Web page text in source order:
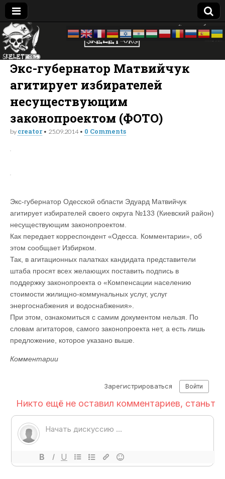
Skelet
Org
досье —
биография
—
компромат:
Украина
Экс-губернатор Матвийчук
агитирует избирателей
несуществующим
законопроектом (ФОТО)
by creator• 25.09.2014• 0 Comments
Экс-губернатор Одесской области Эдуард Матвийчук
агитирует избирателей своего округа №133 (Киевский район)
несуществующим законопроектом.
Как передает корреспондент «Одесса. Комментарии», об
этом сообщает Избирком.
Так, в агитационных палатках кандидата представители
штаба просят всех желающих поставить подпись в
поддержку законопроекта о «Компенсации населению
стоимости жилищно-коммунальных услуг, услуг
энергоснабжения и водоснабжения».
При этом, ознакомиться с самим документом нельзя. По
словам агитаторов, самого законопроекта нет, а есть лишь
предложение, которое указано выше.
Комментарии